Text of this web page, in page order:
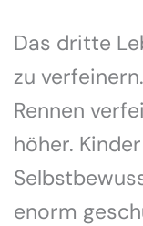
Das dritte
zu
Rennen
höher.
enorm